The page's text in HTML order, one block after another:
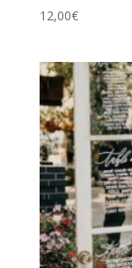
12,00€